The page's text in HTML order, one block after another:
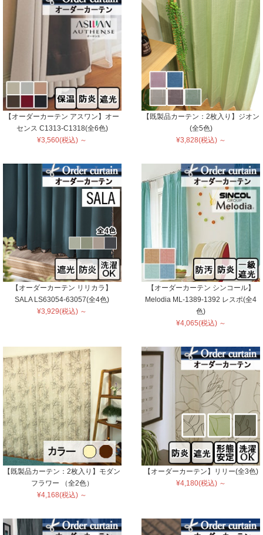
【オーダーカーテン アスワン】オー
センス C1313-C1318(全6色)
¥3,560(税込) ～
【既製品カーテン：2枚入り】ジオン
(全5色)
¥3,828(税込) ～
【オーダーカーテン リリカラ】
SALA LS63054-63057(全4色)
¥3,929(税込) ～
【オーダーカーテン シンコール】
Melodia ML-1389-1392 レスポ(全4
色)
¥4,065(税込) ～
【既製品カーテン：2枚入り】モダン
フラワー （全2色）
¥4,168(税込) ～
【オーダーカーテン】リリー(全3色)
¥4,180(税込) ～